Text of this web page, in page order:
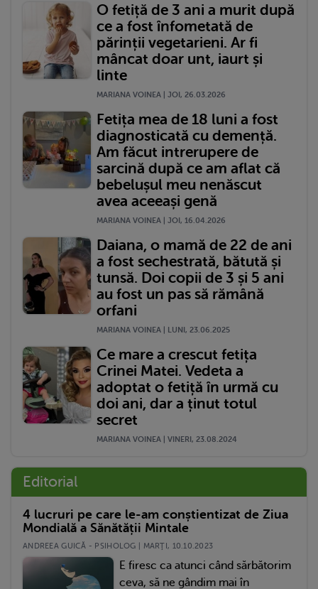
O fetiță de 3 ani a murit după
ce a fost înfometată de
părinții vegetarieni. Ar fi
mâncat doar unt, iaurt și
linte
MARIANA VOINEA | JOI, 26.03.2026
Fetița mea de 18 luni a fost
diagnosticată cu demență.
Am făcut intrerupere de
sarcină după ce am aflat că
bebelușul meu nenăscut
avea aceeași genă
MARIANA VOINEA | JOI, 16.04.2026
Daiana, o mamă de 22 de ani
a fost sechestrată, bătută și
tunsă. Doi copii de 3 și 5 ani
au fost un pas să rămână
orfani
MARIANA VOINEA | LUNI, 23.06.2025
Ce mare a crescut fetița
Crinei Matei. Vedeta a
adoptat o fetiță în urmă cu
doi ani, dar a ținut totul
secret
MARIANA VOINEA | VINERI, 23.08.2024
Editorial
4 lucruri pe care le-am conștientizat de Ziua
Mondială a Sănătății Mintale
ANDREEA GUICĂ - PSIHOLOG | MARŢI, 10.10.2023
E firesc ca atunci când sărbătorim
ceva, să ne gândim mai în